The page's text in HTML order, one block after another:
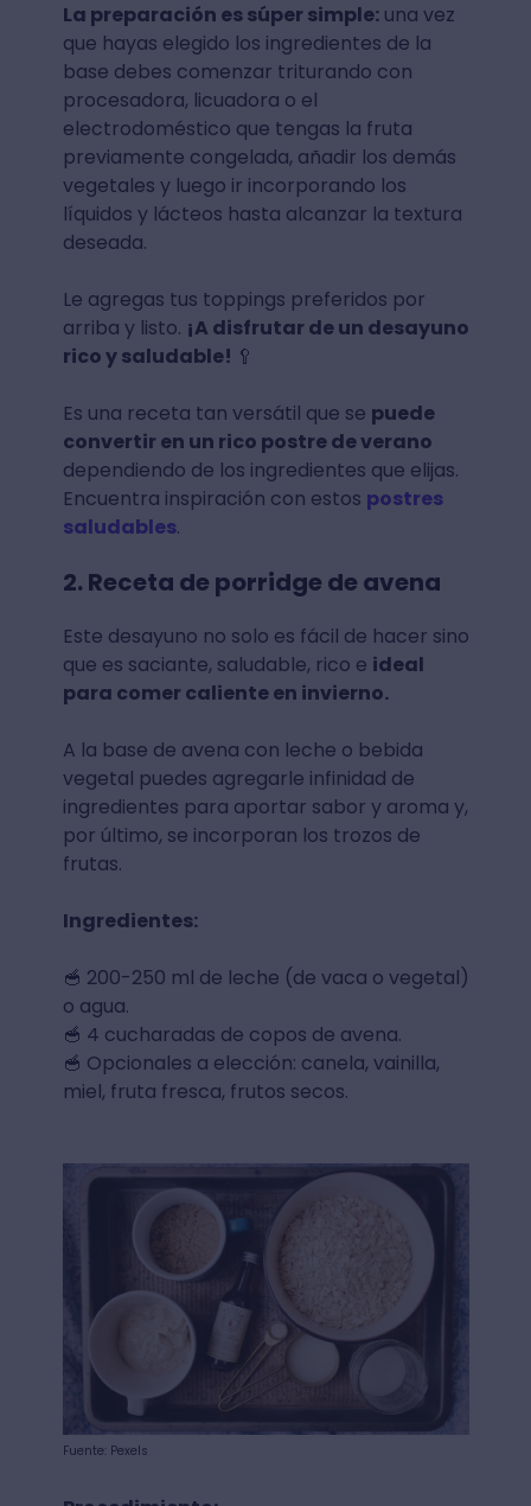
La preparación es súper simple:una vez
que hayas elegido los ingredientes de la
base debes comenzar triturando con
procesadora, licuadora o el
electrodoméstico que tengas la fruta
previamente congelada, añadir los demás
vegetales y luego ir incorporando los
líquidos y lácteos hasta alcanzar la textura
deseada.
Le agregas tus toppings preferidos por
arriba y listo. ¡A disfrutar de un desayuno
rico y saludable! 🥄
Es una receta tan versátil que se puede
convertir en un rico postre de verano
dependiendo de los ingredientes que elijas.
Encuentra inspiración con estos postres
saludables.
2. Receta de porridge de avena
Este desayuno no solo es fácil de hacer sino
que es saciante, saludable, rico e ideal
para comer caliente en invierno.
A la base de avena con leche o bebida
vegetal puedes agregarle infinidad de
ingredientes para aportar sabor y aroma y,
por último, se incorporan los trozos de
frutas.
Ingredientes:
🥣 200-250 ml de leche (de vaca o vegetal)
o agua.
🥣 4 cucharadas de copos de avena.
🥣 Opcionales a elección: canela, vainilla,
miel, fruta fresca, frutos secos.
Fuente: Pexels